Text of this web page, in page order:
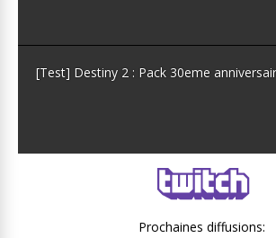
[Test] Destiny 2 : Pack 30eme
Prochaines diffusions: